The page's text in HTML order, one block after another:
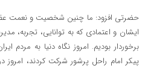
حضرتی افزود: ما چنین شخصیت و نعمت
ایشان و اعتمادی که به توانایی، تجربه،
برخوردار بودیم. امروز نگاه دنیا به مردم
پیکر امام راحل پرشور شرکت کردند،